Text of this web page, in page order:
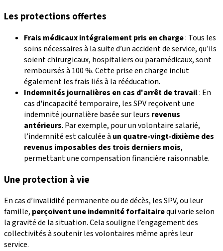
Les protections offertes
Frais médicaux intégralement pris en charge: Tous les
soins nécessaires à la suite d’un accident de service, qu’ils
soient chirurgicaux, hospitaliers ou paramédicaux, sont
remboursés à 100 %. Cette prise en charge inclut
également les frais liés à la rééducation.
Indemnités journalières en cas d'arrêt de travail: En
cas d'incapacité temporaire, les SPV reçoivent une
indemnité journalière basée sur leurs revenus
antérieurs. Par exemple, pour un volontaire salarié,
l’indemnité est calculée à un quatre-vingt-dixième des
revenus imposables des trois derniers mois,
permettant une compensation financière raisonnable.
Une protection à vie
En cas d’invalidité permanente ou de décès, les SPV, ou leur
famille, perçoivent uneindemnité forfaitairequi varie selon
la gravité de la situation. Cela souligne l’engagement des
collectivités à soutenir les volontaires même après leur
service.